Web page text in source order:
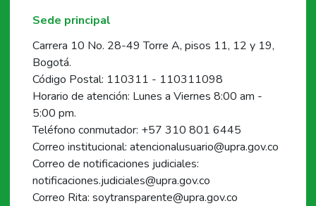
Sede principal
Carrera 10 No. 28-49 Torre A, pisos 11, 12 y 19,
Bogotá.
Código Postal: 110311 - 110311098
Horario de atención: Lunes a Viernes 8:00 am -
5:00 pm.
Teléfono conmutador: +57 310 801 6445
Correo institucional: atencionalusuario@upra.gov.co
Correo de notificaciones judiciales:
notificaciones.judiciales@upra.gov.co
Correo Rita: soytransparente@upra.gov.co